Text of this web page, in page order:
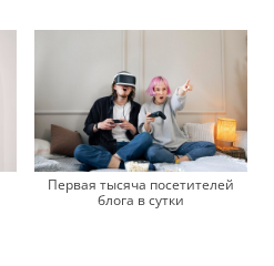
Первая тысяча посетителей
блога в сутки